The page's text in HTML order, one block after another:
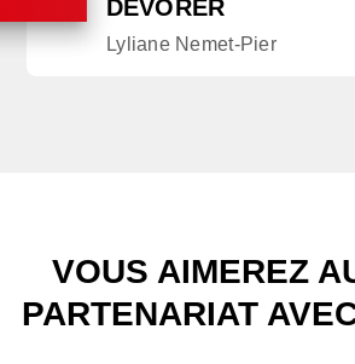
DÉVORER
Lyliane Nemet-Pier
VOUS AIMEREZ
PARTENARIAT